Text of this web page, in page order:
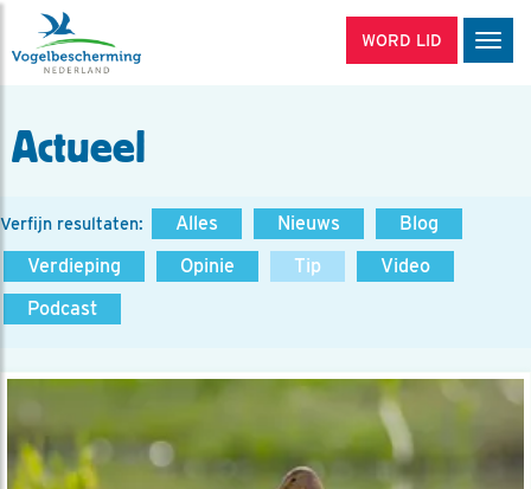
WORD LID
Actueel
Verfijn resultaten: Alles Nieuws
Blog
Verdieping
Opinie Tip
Video
Podcast